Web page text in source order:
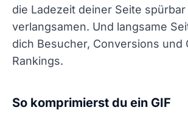
die Ladezeit deiner Seite spürbar
verlangsamen. Und langsame
dich Besucher, Conversions und
Rankings.
So komprimierst du ein GIF